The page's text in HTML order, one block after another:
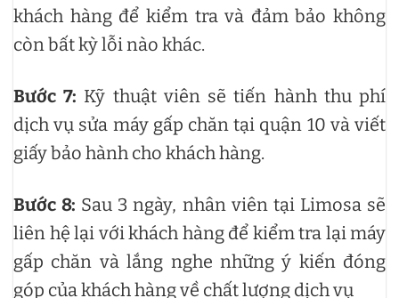
khách hàng để kiểm tra và đảm bảo không
còn bất kỳ lỗi nào khác.
Bước 7: Kỹ thuật viên sẽ tiến hành thu phí
dịch vụ sửa máy gấp chăn tại quận 10 và viết
giấy bảo hành cho khách hàng.
Bước 8: Sau 3 ngày, nhân viên tại Limosa sẽ
liên hệ lại với khách hàng để kiểm tra lại máy
gấp chăn và lắng nghe những ý kiến đóng
góp của khách hàng về chất lượng dịch vụ